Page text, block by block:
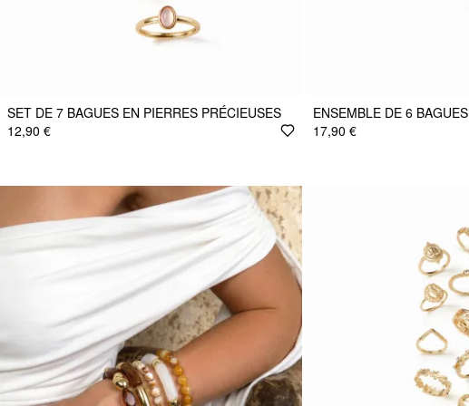
SET DE 7 BAGUES EN PIERRES PRÉCIEUSES
12,90 €
ENSEMBLE DE 6 BAGUES
17,90 €